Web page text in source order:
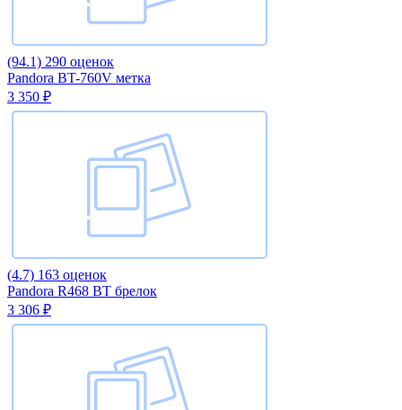
(94.1) 290 оценок
Pandora BT-760V метка
3 350 ₽
(4.7) 163 оценок
Pandora R468 BT брелок
3 306 ₽